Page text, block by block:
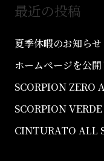
最近の投稿
夏季休暇のお知らせ
ホームページを公開
SCORPION ZERO
SCORPION
CINTURATO ALL